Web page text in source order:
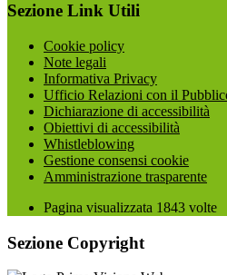
Sezione Link Utili
Cookie policy
Note legali
Informativa Privacy
Ufficio Relazioni con il
Dichiarazione di accessibilità
Obiettivi di accessibilità
Whistleblowing
Gestione consensi cookie
Amministrazione trasparente
Pagina visualizzata 1843 volte
Sezione Copyright